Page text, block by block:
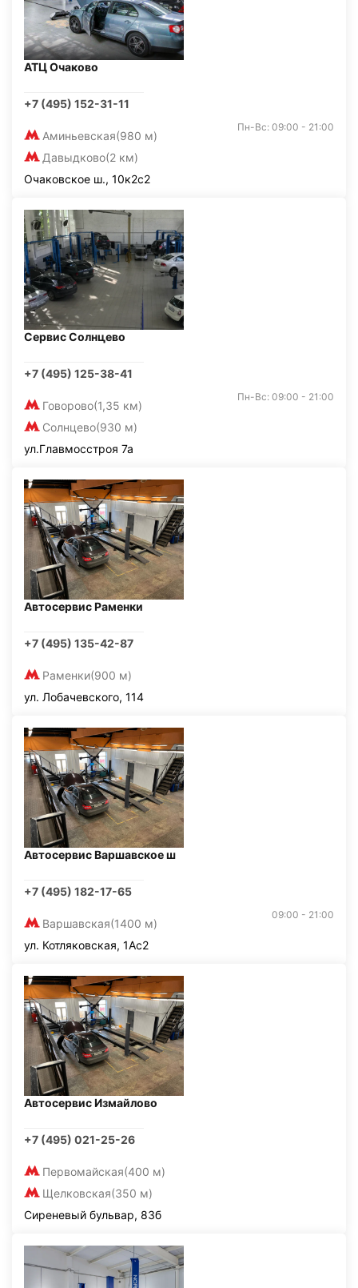
АТЦ Очаково
+7 (495) 152-31-11
Аминьевская(980 м)
Давыдково(2 км)
Пн-Вс: 09:00 - 21:00
Очаковское ш., 10к2с2
Сервис Солнцево
+7 (495) 125-38-41
Говорово(1,35 км)
Солнцево(930 м)
Пн-Вс: 09:00 - 21:00
ул.Главмосстроя 7а
Автосервис Раменки
+7 (495) 135-42-87
Раменки(900 м)
ул. Лобачевского, 114
Автосервис Варшавское ш
+7 (495) 182-17-65
Варшавская(1400 м)
09:00 - 21:00
ул. Котляковская, 1Ас2
Автосервис Измайлово
+7 (495) 021-25-26
Первомайская(400 м)
Щелковская(350 м)
Сиреневый бульвар, 83б